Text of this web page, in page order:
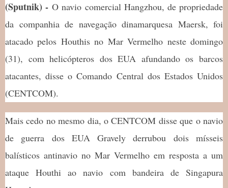
(Sputnik) -O navio comercial Hangzhou, de propriedade
da companhia de navegação dinamarquesa Maersk, foi
atacado pelos Houthis no Mar Vermelho neste domingo
(31), com helicópteros dos EUA afundando os barcos
atacantes, disse o Comando Central dos Estados Unidos
(CENTCOM).
Mais cedo no mesmo dia, o CENTCOM disse que o navio
de guerra dos EUA Gravely derrubou dois mísseis
balísticos antinavio no Mar Vermelho em resposta a um
ataque Houthi ao navio com bandeira de Singapura